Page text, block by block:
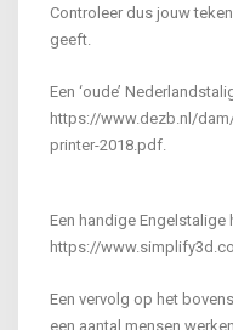
Controleer dus jouw
geeft.
Een ‘oude’
https://www.dezb.nl/
printer-2018.pdf.
Een handige
https://
Een vervolg op het
een aantal mensen